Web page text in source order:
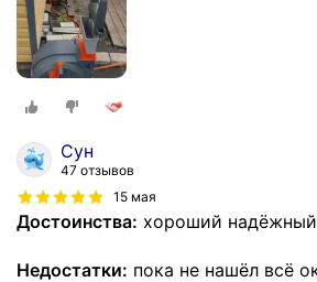
Сун
47 отзывов
15 мая
Достоинства: хороший
Недостатки: пока не нашёл всё